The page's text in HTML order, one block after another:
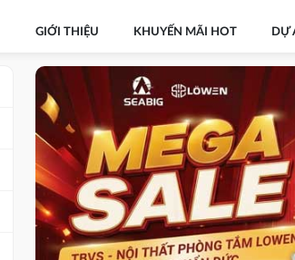
GIỚI THIỆU KHUYẾN MÃI HOT DỰ